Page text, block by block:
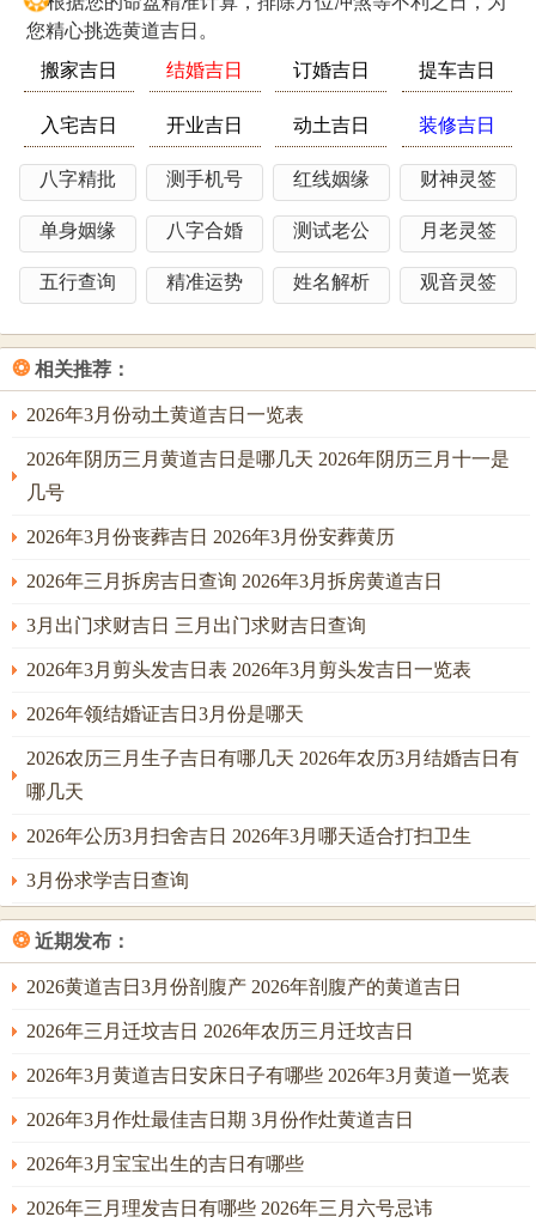
流程规范新娘入门需跨铜盆炭火，既驱邪秽又喻“红红火
火”。拜堂方位忌朝西北岁破方;可调整至西南贵人位。
生肖避忌婚礼筹备期应避开父母生辰；最父属马、母属蛇
者，需提前三日焚艾草净化空间.
生肖适配与能量强化指南
贵人邀请优先邀请属羊、狗、猪的亲友担任主婚人或伴郎-
变成“卯未亥”三合局 -可化解流年刑冲。
线刺绣以引财星...婚房床头悬挂祥安阁五帝钱葫芦，化解三
煞位负能量.
婚礼后三日忌外借婚服首饰,新人需共食红枣莲子粥
三日；标记“早生贵子、连心同德”。
固情感根基，尤其适合创业型新人.
若需兼顾亲友属相、可调整至午时行礼。
次选方法
10月20日酉时 金气充盈，适合从事金融、艺术行业的新人建
议搭配西南方位迎宾台，增强贵人运势.
灵活方法
3月8日辰时 兼具节气跟假日优点 ~适合必须协调多方日程的
新人。仪式后可安排“双数车队”巡游- 强化吉祥气场...
从据我所知 过科学择日同民俗智慧的结合 属兔男性可在2025
仅仅是是时间节点的筛选,更是对传统文化精髓的传承与创
新！
您精心挑选黄道吉日。
搬家吉日
结婚吉日 订婚吉日 提车吉日
入宅吉日 开业吉日 动土吉日 装修吉日
八字精批 测手机号 红线姻缘 财神灵签
单身姻缘 八字合婚 测试老公 月老灵签
五行查询 精准运势 姓名解析 观音灵签
❂ 相关推荐：
2026年3月份动土黄道吉日一览表
2026年阴历三月黄道吉日是哪几天 2026年阴历三月十一是
几号
2026年3月份丧葬吉日 2026年3月份安葬黄历
2026年三月拆房吉日查询 2026年3月拆房黄道吉日
3月出门求财吉日 三月出门求财吉日查询
2026年3月剪头发吉日表 2026年3月剪头发吉日一览表
2026年领结婚证吉日3月份是哪天
2026农历三月生子吉日有哪几天 2026年农历3月结婚吉日有
哪几天
2026年公历3月扫舍吉日 2026年3月哪天适合打扫卫生
3月份求学吉日查询
❂ 近期发布：
2026黄道吉日3月份剖腹产 2026年剖腹产的黄道吉日
2026年三月迁坟吉日 2026年农历三月迁坟吉日
2026年3月黄道吉日安床日子有哪些 2026年3月黄道一览表
2026年3月作灶最佳吉日期 3月份作灶黄道吉日
2026年3月宝宝出生的吉日有哪些
2026年三月理发吉日有哪些 2026年三月六号忌讳